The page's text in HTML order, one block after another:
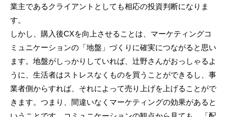
業主であるクライアントとしても相応の投資判断になりま
す。
しかし、購入後CXを向上させることは、マーケティングコ
ミュニケーションの「地盤」づくりに確実につながると思い
ます。地盤がしっかりしていれば、辻野さんがおっしゃるよ
うに、生活者はストレスなくものを買うことができるし、事
業者側からすれば、それによって売り上げを上げることがで
きます。つまり、間違いなくマーケティングの効果があると